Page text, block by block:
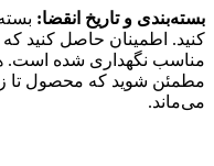
بسته‌بندی و تاریخ انقضا:
کنید. اطمینان حاصل کنید
مناسب نگهداری شده است.
مطمئن شوید که محصول تا
می‌ماند.